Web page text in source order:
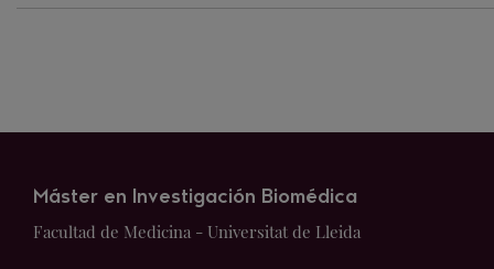
Máster en Investigación Biomédica
Facultad de Medicina - Universitat de Lleida